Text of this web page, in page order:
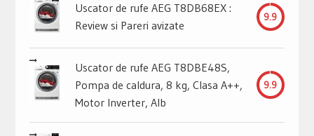
Uscator de rufe AEG T8DB68EX :
Review si Pareri avizate
9.9
Uscator de rufe AEG T8DBE48S,
Pompa de caldura, 8 kg, Clasa A++,
Motor Inverter, Alb
9.9